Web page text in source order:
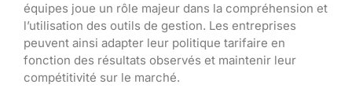
équipes joue un rôle majeur dans la compréhension et
l’utilisation des outils de gestion. Les entreprises
peuvent ainsi adapter leur politique tarifaire en
fonction des résultats observés et maintenir leur
compétitivité sur le marché.